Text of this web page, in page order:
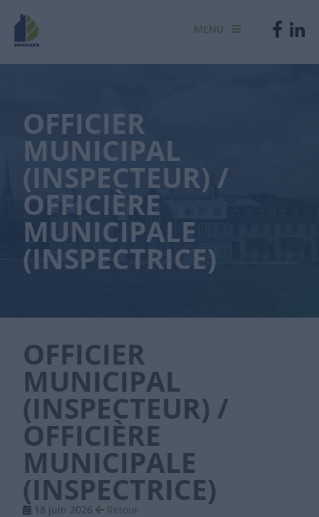
MENU
OFFICIER
MUNICIPAL
(INSPECTEUR) /
OFFICIÈRE
MUNICIPALE
(INSPECTRICE)
OFFICIER
MUNICIPAL
(INSPECTEUR) /
OFFICIÈRE
MUNICIPALE
(INSPECTRICE)
18 juin 2026 Retour